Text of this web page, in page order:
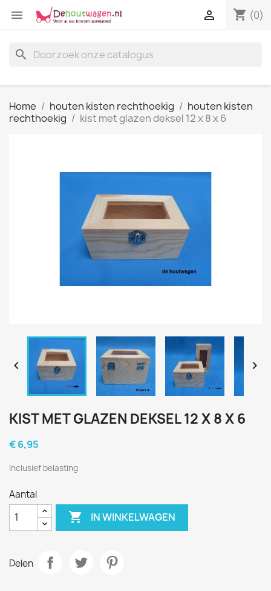
 shopping_cart (0)

search
Home houten kisten rechthoekig
houten kisten
rechthoekig
kist met glazen deksel 12 x 8 x 6
 
KIST MET GLAZEN DEKSEL 12 X 8 X 6
€ 6,95
Inclusief belasting
Aantal
 IN WINKELWAGEN
Delen